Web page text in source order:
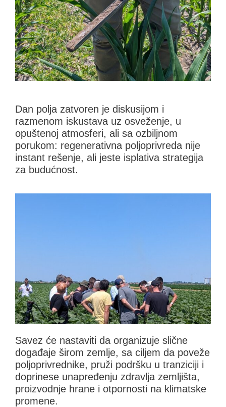
Dan polja zatvoren je diskusijom i
razmenom iskustava uz osveženje, u
opuštenoj atmosferi, ali sa ozbiljnom
porukom: regenerativna poljoprivreda nije
instant rešenje, ali jeste isplativa strategija
za budućnost.
Savez će nastaviti da organizuje slične
događaje širom zemlje, sa ciljem da poveže
poljoprivrednike, pruži podršku u tranziciji i
doprinese unapređenju zdravlja zemljišta,
proizvodnje hrane i otpornosti na klimatske
promene.